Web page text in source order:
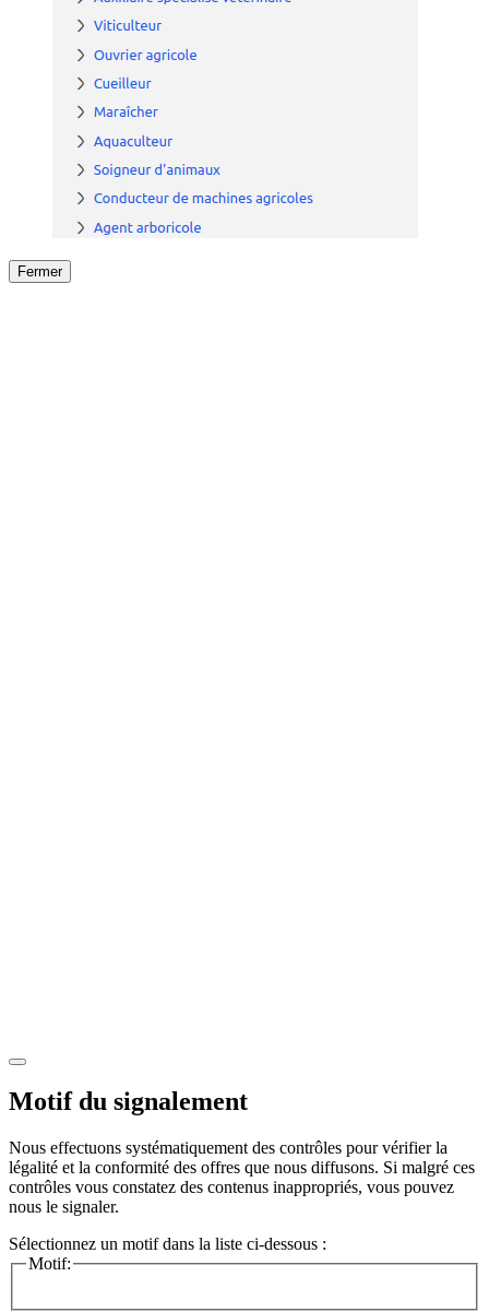
Fermer
Motif du signalement
Nous effectuons systématiquement des contrôles pour vérifier la
légalité et la conformité des offres que nous diffusons. Si malgré ces
contrôles vous constatez des contenus inappropriés, vous pouvez
nous le signaler.
Sélectionnez un motif dans la liste ci-dessous :
Motif: